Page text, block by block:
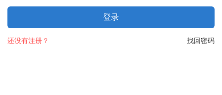
登录
找回密码
还没有注册？